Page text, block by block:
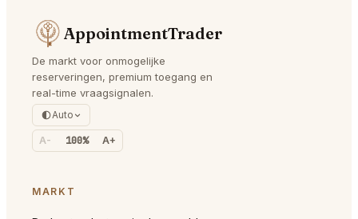
AppointmentTrader
De markt voor onmogelijke
reserveringen, premium toegang en
real-time vraagsignalen.
Auto
A- 100% A+
MARKT